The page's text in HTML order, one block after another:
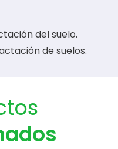
del suelo.
de suelos.